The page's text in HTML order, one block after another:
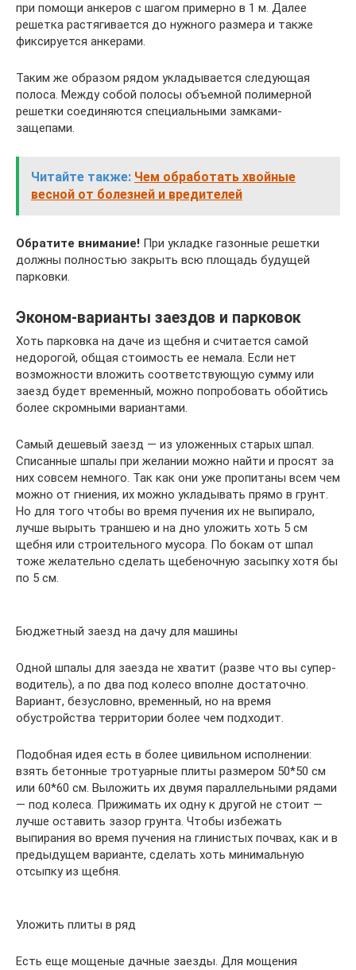
при помощи анкеров с шагом примерно в 1 м. Далее
решетка растягивается до нужного размера и также
фиксируется анкерами.
Таким же образом рядом укладывается следующая
полоса. Между собой полосы объемной полимерной
решетки соединяются специальными замками-
защепами.
Читайте также: Чем обработать хвойные
весной от болезней и вредителей
Обратите внимание! При укладке газонные решетки
должны полностью закрыть всю площадь будущей
парковки.
Эконом-варианты заездов и парковок
Хоть парковка на даче из щебня и считается самой
недорогой, общая стоимость ее немала. Если нет
возможности вложить соответствующую сумму или
заезд будет временный, можно попробовать обойтись
более скромными вариантами.
Самый дешевый заезд — из уложенных старых шпал.
Списанные шпалы при желании можно найти и просят за
них совсем немного. Так как они уже пропитаны всем чем
можно от гниения, их можно укладывать прямо в грунт.
Но для того чтобы во время пучения их не выпирало,
лучше вырыть траншею и на дно уложить хоть 5 см
щебня или строительного мусора. По бокам от шпал
тоже желательно сделать щебеночную засыпку хотя бы
по 5 см.
Бюджетный заезд на дачу для машины
Одной шпалы для заезда не хватит (разве что вы супер-
водитель), а по два под колесо вполне достаточно.
Вариант, безусловно, временный, но на время
обустройства территории более чем подходит.
Подобная идея есть в более цивильном исполнении:
взять бетонные тротуарные плиты размером 50*50 см
или 60*60 см. Выложить их двумя параллельными рядами
— под колеса. Прижимать их одну к другой не стоит —
лучше оставить зазор грунта. Чтобы избежать
выпирания во время пучения на глинистых почвах, как и в
предыдущем варианте, сделать хоть минимальную
отсыпку из щебня.
Уложить плиты в ряд
Есть еще мощеные дачные заезды. Для мощения